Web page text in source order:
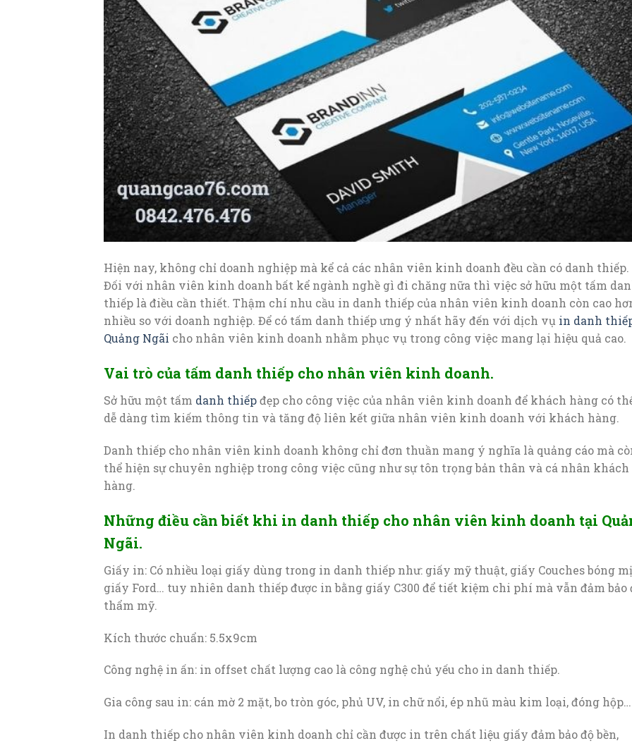
Hiện nay, không chỉ doanh nghiệp mà kể cả các nhân viên kinh doanh đều cần có danh thiếp.
Đối với nhân viên kinh doanh bất kể ngành nghề gì đi chăng nữa thì việc sở hữu một tấm
thiếp là điều cần thiết. Thậm chí nhu cầu in danh thiếp của nhân viên kinh doanh còn cao
nhiều so với doanh nghiệp. Để có tấm danh thiếp ưng ý nhất hãy đến với dịch vụ in danh
Quảng Ngãi cho nhân viên kinh doanh nhằm phục vụ trong công việc mang lại hiệu quả cao.
Vai trò của tấm danh thiếp cho nhân viên kinh doanh.
Sở hữu một tấm danh thiếpđẹp cho công việc của nhân viên kinh doanh để khách hàng có
dễ dàng tìm kiếm thông tin và tăng độ liên kết giữa nhân viên kinh doanh với khách hàng.
Danh thiếp cho nhân viên kinh doanh không chỉ đơn thuần mang ý nghĩa là quảng cáo mà
thể hiện sự chuyên nghiệp trong công việc cũng như sự tôn trọng bản thân và cá nhân khách
hàng.
Những điều cần biết khi in danh thiếp cho nhân viên kinh doanh tại
Ngãi.
Giấy in: Có nhiều loại giấy dùng trong in danh thiếp như: giấy mỹ thuật, giấy Couches bóng
giấy Ford… tuy nhiên danh thiếp được in bằng giấy C300 để tiết kiệm chi phí mà vẫn đảm bảo
thẩm mỹ.
Kích thước chuẩn: 5.5x9cm
Công nghệ in ấn: in offset chất lượng cao là công nghệ chủ yếu cho in danh thiếp.
Gia công sau in: cán mờ 2 mặt, bo tròn góc, phủ UV, in chữ nổi, ép nhũ màu kim loại, đóng hộp…
In danh thiếp cho nhân viên kinh doanh chỉ cần được in trên chất liệu giấy đảm bảo độ bền,